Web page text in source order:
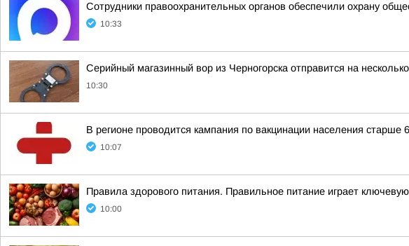
Сотрудники правоохранительных органов обеспечили охрану
10:33
Серийный магазинный вор из Черногорска отправится на
10:30
В регионе проводится кампания по вакцинации населения старше
10:07
Правила здорового питания. Правильное питание играет
10:00